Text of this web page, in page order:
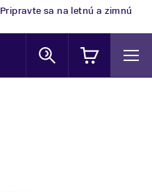
Pripravte sa na letnú a zimnú